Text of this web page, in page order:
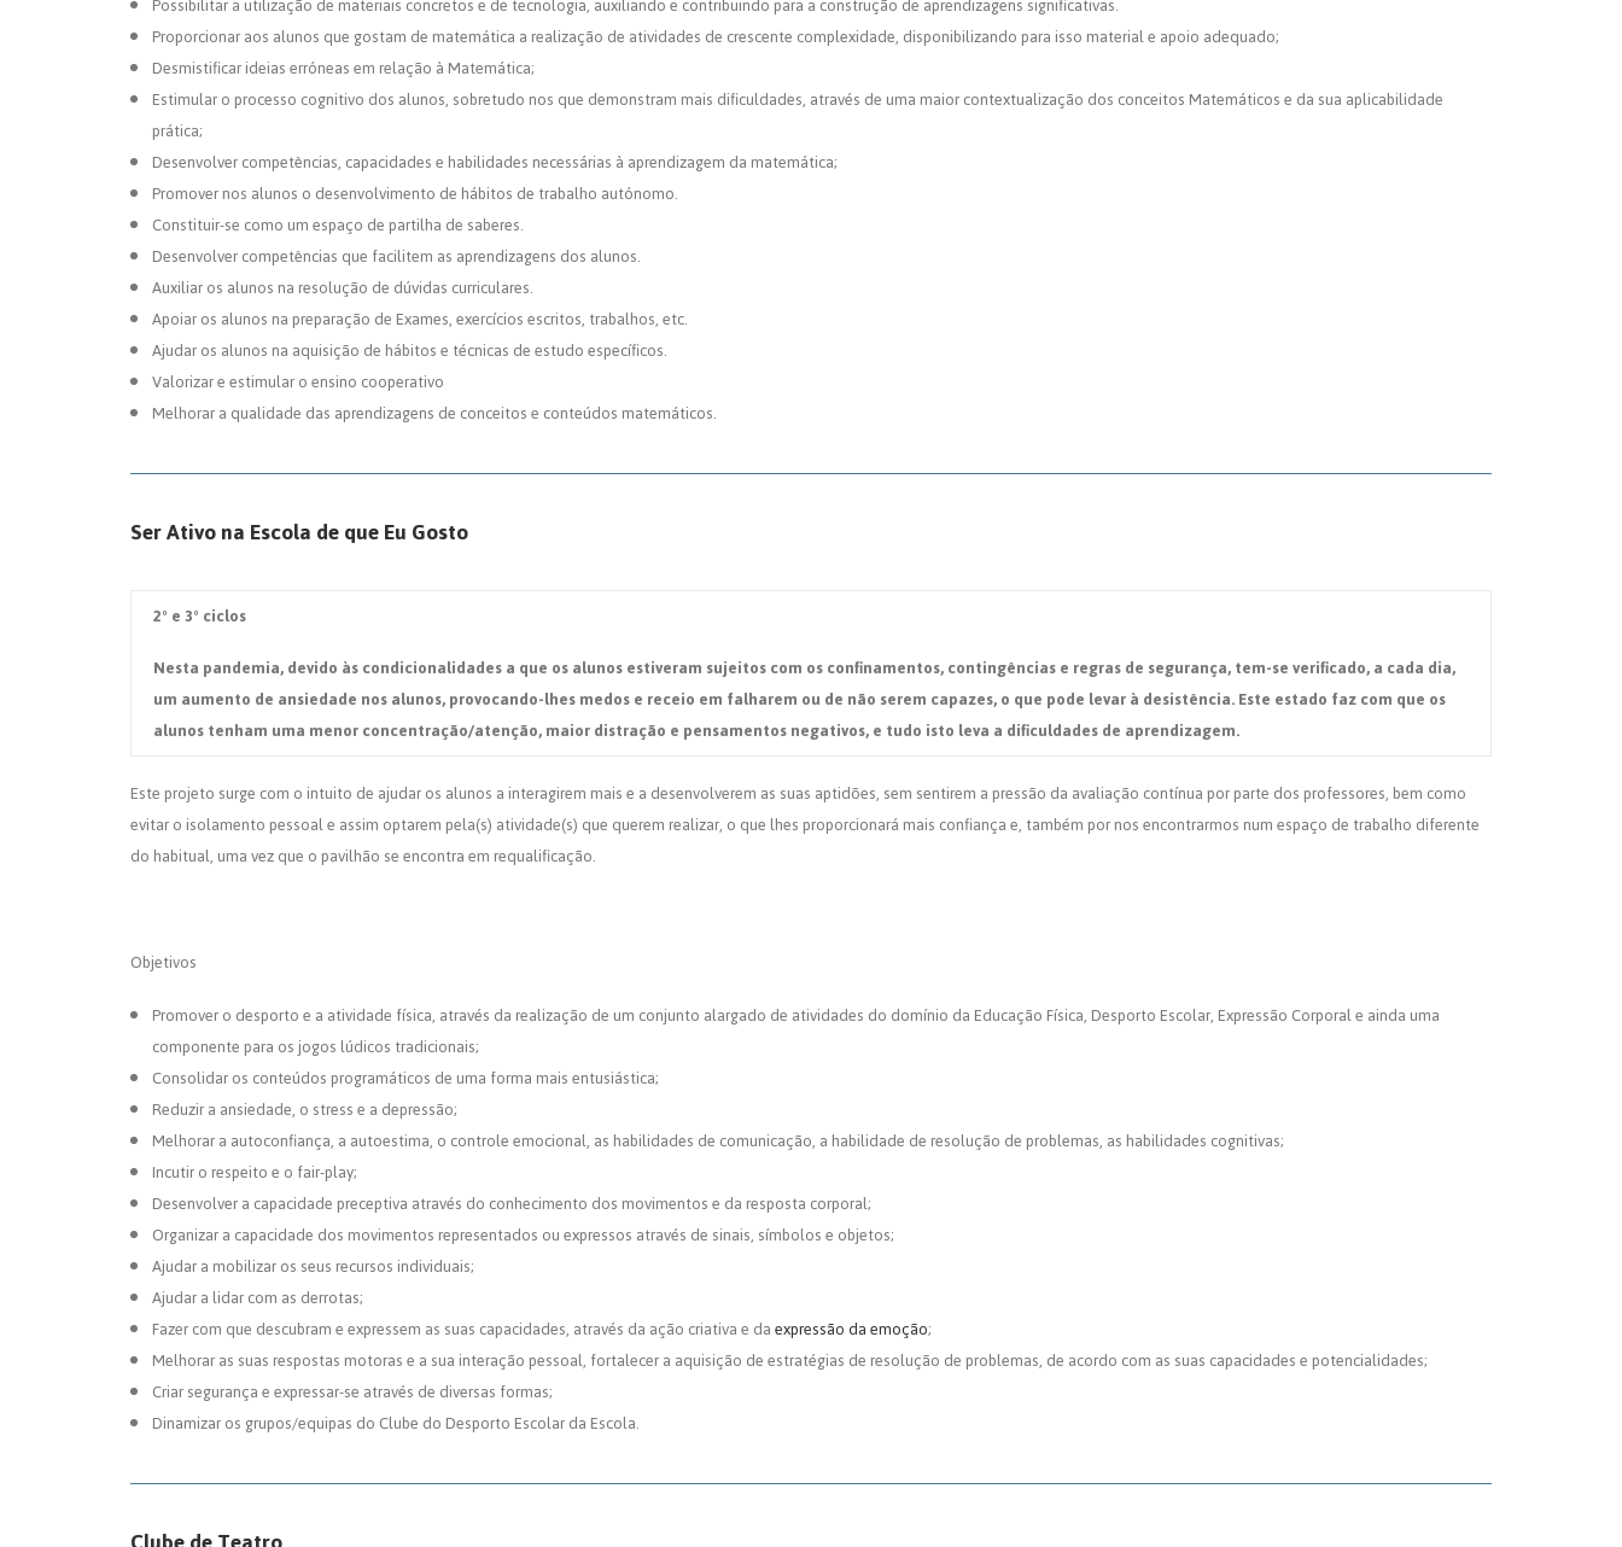
Proporcionar aos alunos que gostam de matemática a realização de atividades de crescente complexidade, disponibilizando para isso material e apoio adequado;
Desmistificar ideias erróneas em relação à Matemática;
Estimular o processo cognitivo dos alunos, sobretudo nos que demonstram mais dificuldades, através de uma maior contextualização dos conceitos Matemáticos e da sua aplicabilidade
prática;
Desenvolver competências, capacidades e habilidades necessárias à aprendizagem da matemática;
Promover nos alunos o desenvolvimento de hábitos de trabalho autónomo.
Constituir-se como um espaço de partilha de saberes.
Desenvolver competências que facilitem as aprendizagens dos alunos.
Auxiliar os alunos na resolução de dúvidas curriculares.
Apoiar os alunos na preparação de Exames, exercícios escritos, trabalhos, etc.
Ajudar os alunos na aquisição de hábitos e técnicas de estudo específicos.
Valorizar e estimular o ensino cooperativo
Melhorar a qualidade das aprendizagens de conceitos e conteúdos matemáticos.
Ser Ativo na Escola de que Eu Gosto
2º e 3º ciclos
Nesta pandemia, devido às condicionalidades a que os alunos estiveram sujeitos com os confinamentos, contingências e regras de segurança, tem-se verificado, a cada dia,
um aumento de ansiedade nos alunos, provocando-lhes medos e receio em falharem ou de não serem capazes, o que pode levar à desistência. Este estado faz com que os
alunos tenham uma menor concentração/atenção, maior distração e pensamentos negativos, e tudo isto leva a dificuldades de aprendizagem.
Este projeto surge com o intuito de ajudar os alunos a interagirem mais e a desenvolverem as suas aptidões, sem sentirem a pressão da avaliação contínua por parte dos professores, bem como
evitar o isolamento pessoal e assim optarem pela(s) atividade(s) que querem realizar, o que lhes proporcionará mais confiança e, também por nos encontrarmos num espaço de trabalho diferente
do habitual, uma vez que o pavilhão se encontra em requalificação.
Objetivos
Promover o desporto e a atividade física, através da realização de um conjunto alargado de atividades do domínio da Educação Física, Desporto Escolar, Expressão Corporal e ainda uma
componente para os jogos lúdicos tradicionais;
Consolidar os conteúdos programáticos de uma forma mais entusiástica;
Reduzir a ansiedade, o stress e a depressão;
Melhorar a autoconfiança, a autoestima, o controle emocional, as habilidades de comunicação, a habilidade de resolução de problemas, as habilidades cognitivas;
Incutir o respeito e o fair-play;
Desenvolver a capacidade preceptiva através do conhecimento dos movimentos e da resposta corporal;
Organizar a capacidade dos movimentos representados ou expressos através de sinais, símbolos e objetos;
Ajudar a mobilizar os seus recursos individuais;
Ajudar a lidar com as derrotas;
Fazer com que descubram e expressem as suas capacidades, através da ação criativa e daexpressão da emoção;
Melhorar as suas respostas motoras e a sua interação pessoal, fortalecer a aquisição de estratégias de resolução de problemas, de acordo com as suas capacidades e potencialidades;
Criar segurança e expressar-se através de diversas formas;
Dinamizar os grupos/equipas do Clube do Desporto Escolar da Escola.